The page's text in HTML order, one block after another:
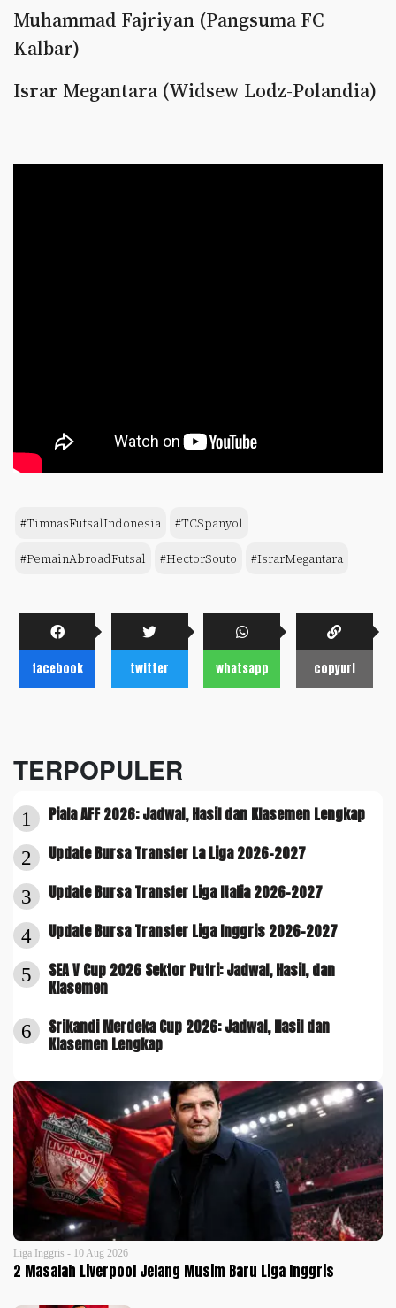
Muhammad Fajriyan (Pangsuma FC
Kalbar)
Israr Megantara (Widsew Lodz-Polandia)
#TimnasFutsalIndonesia #TCSpanyol
#PemainAbroadFutsal #HectorSouto #IsrarMegantara
facebook twitter whatsapp copyurl
TERPOPULER
1 Piala AFF 2026: Jadwal, Hasil dan Klasemen Lengkap
2 Update Bursa Transfer La Liga 2026-2027
3 Update Bursa Transfer Liga Italia 2026-2027
4 Update Bursa Transfer Liga Inggris 2026-2027
5
SEA V Cup 2026 Sektor Putri: Jadwal, Hasil, dan
Klasemen
6
Srikandi Merdeka Cup 2026: Jadwal, Hasil dan
Klasemen Lengkap
Liga Inggris - 10 Aug 2026
2 Masalah Liverpool Jelang Musim Baru Liga Inggris